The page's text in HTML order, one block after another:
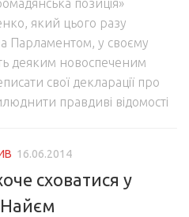
позиція»
який цього разу
Парламентом, у своєму
деяким новоспеченим
свої декларації про
правдиві відомості
16.06.2014
сховатися у
Найєм